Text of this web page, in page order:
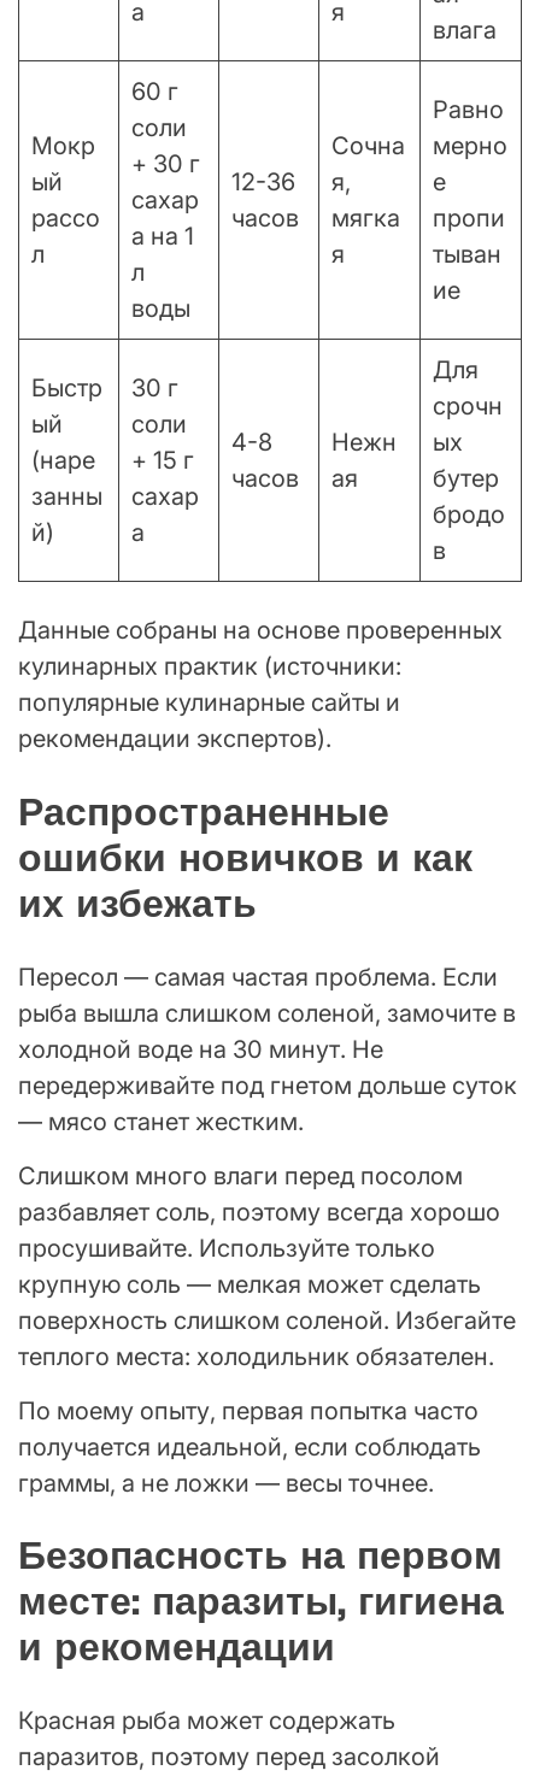
а я
влага
Мокр
ый
рассо
л
60 г
соли
+ 30 г
сахар
а на 1
л
воды
12-36
часов
Сочна
я,
мягка
я
Равно
мерно
е
пропи
тыван
ие
Быстр
ый
(наре
занны
й)
30 г
соли
+ 15 г
сахар
а
4-8
часов
Нежн
ая
Для
срочн
ых
бутер
бродо
в
Данные собраны на основе проверенных
кулинарных практик (источники:
популярные кулинарные сайты и
рекомендации экспертов).
Распространенные
ошибки новичков и как
их избежать
Пересол — самая частая проблема. Если
рыба вышла слишком соленой, замочите в
холодной воде на 30 минут. Не
передерживайте под гнетом дольше суток
— мясо станет жестким.
Слишком много влаги перед посолом
разбавляет соль, поэтому всегда хорошо
просушивайте. Используйте только
крупную соль — мелкая может сделать
поверхность слишком соленой. Избегайте
теплого места: холодильник обязателен.
По моему опыту, первая попытка часто
получается идеальной, если соблюдать
граммы, а не ложки — весы точнее.
Безопасность на первом
месте: паразиты, гигиена
и рекомендации
Красная рыба может содержать
паразитов, поэтому перед засолкой